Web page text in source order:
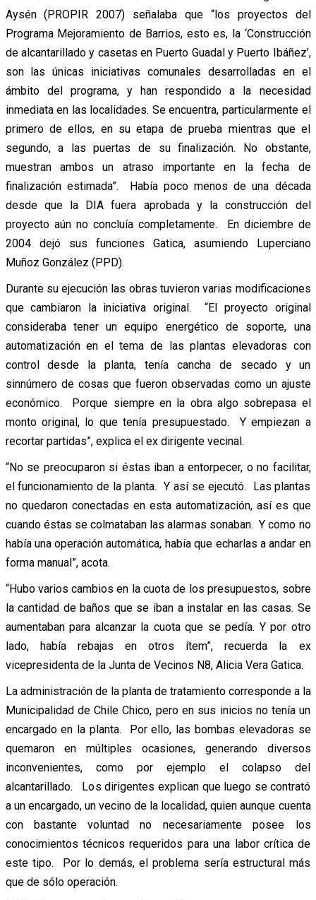
Aysén (PROPIR 2007) señalaba que “los proyectos del
Programa Mejoramiento de Barrios, esto es, la ‘Construcción
de alcantarillado y casetas en Puerto Guadal y Puerto Ibáñez’,
son las únicas iniciativas comunales desarrolladas en el
ámbito del programa, y han respondido a la necesidad
inmediata en las localidades. Se encuentra, particularmente el
primero de ellos, en su etapa de prueba mientras que el
segundo, a las puertas de su finalización. No obstante,
muestran ambos un atraso importante en la fecha de
finalización estimada”. Había poco menos de una década
desde que la DIA fuera aprobada y la construcción del
proyecto aún no concluía completamente. En diciembre de
2004 dejó sus funciones Gatica, asumiendo Luperciano
Muñoz González (PPD).
Durante su ejecución las obras tuvieron varias modificaciones
que cambiaron la iniciativa original. “El proyecto original
consideraba tener un equipo energético de soporte, una
automatización en el tema de las plantas elevadoras con
control desde la planta, tenía cancha de secado y un
sinnúmero de cosas que fueron observadas como un ajuste
económico. Porque siempre en la obra algo sobrepasa el
monto original, lo que tenía presupuestado. Y empiezan a
recortar partidas”, explica el ex dirigente vecinal.
“No se preocuparon si éstas iban a entorpecer, o no facilitar,
el funcionamiento de la planta. Y así se ejecutó. Las plantas
no quedaron conectadas en esta automatización, así es que
cuando éstas se colmataban las alarmas sonaban. Y como no
había una operación automática, había que echarlas a andar en
forma manual”, acota.
“Hubo varios cambios en la cuota de los presupuestos, sobre
la cantidad de baños que se iban a instalar en las casas. Se
aumentaban para alcanzar la cuota que se pedía. Y por otro
lado, había rebajas en otros ítem”, recuerda la ex
vicepresidenta de la Junta de Vecinos N8, Alicia Vera Gatica.
La administración de la planta de tratamiento corresponde a la
Municipalidad de Chile Chico, pero en sus inicios no tenía un
encargado en la planta. Por ello, las bombas elevadoras se
quemaron en múltiples ocasiones, generando diversos
inconvenientes, como por ejemplo el colapso del
alcantarillado. Los dirigentes explican que luego se contrató
a un encargado, un vecino de la localidad, quien aunque cuenta
con bastante voluntad no necesariamente posee los
conocimientos técnicos requeridos para una labor crítica de
este tipo. Por lo demás, el problema sería estructural más
que de sólo operación.